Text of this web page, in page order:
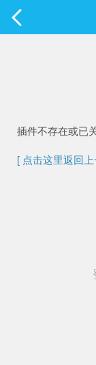
插件不存在或已
[ 点击这里返回